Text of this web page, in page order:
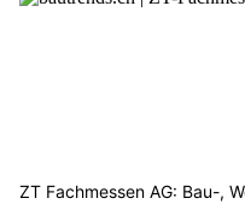
ZT Fachmessen AG: Bau-,